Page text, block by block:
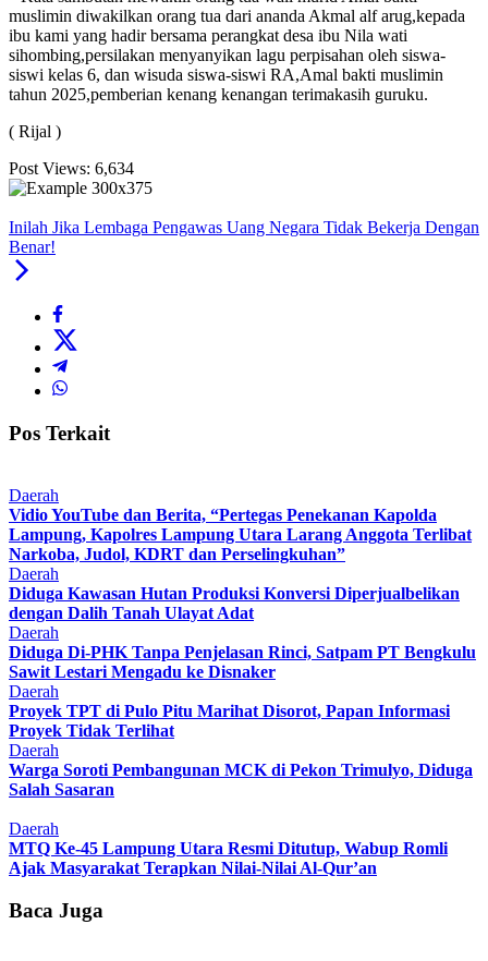
muslimin diwakilkan orang tua dari ananda Akmal alf arug,kepada
ibu kami yang hadir bersama perangkat desa ibu Nila wati
sihombing,persilakan menyanyikan lagu perpisahan oleh siswa-
siswi kelas 6, dan wisuda siswa-siswi RA,Amal bakti muslimin
tahun 2025,pemberian kenang kenangan terimakasih guruku.
( Rijal )
Post Views: 6,634
Inilah Jika Lembaga Pengawas Uang Negara Tidak Bekerja Dengan
Benar!
Pos Terkait
Daerah
Vidio YouTube dan Berita, “Pertegas Penekanan Kapolda
Lampung, Kapolres Lampung Utara Larang Anggota Terlibat
Narkoba, Judol, KDRT dan Perselingkuhan”
Daerah
Diduga Kawasan Hutan Produksi Konversi Diperjualbelikan
dengan Dalih Tanah Ulayat Adat
Daerah
Diduga Di-PHK Tanpa Penjelasan Rinci, Satpam PT Bengkulu
Sawit Lestari Mengadu ke Disnaker
Daerah
Proyek TPT di Pulo Pitu Marihat Disorot, Papan Informasi
Proyek Tidak Terlihat
Daerah
Warga Soroti Pembangunan MCK di Pekon Trimulyo, Diduga
Salah Sasaran
Daerah
MTQ Ke-45 Lampung Utara Resmi Ditutup, Wabup Romli
Ajak Masyarakat Terapkan Nilai-Nilai Al-Qur’an
Baca Juga